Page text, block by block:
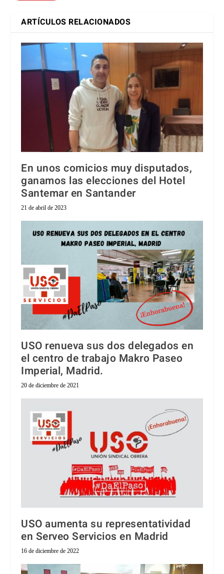
ARTÍCULOS RELACIONADOS
En unos comicios muy disputados,
ganamos las elecciones del Hotel
Santemar en Santander
21 de abril de 2023
USO renueva sus dos delegados en
el centro de trabajo Makro Paseo
Imperial, Madrid.
20 de diciembre de 2021
USO aumenta su representatividad
en Serveo Servicios en Madrid
16 de diciembre de 2022